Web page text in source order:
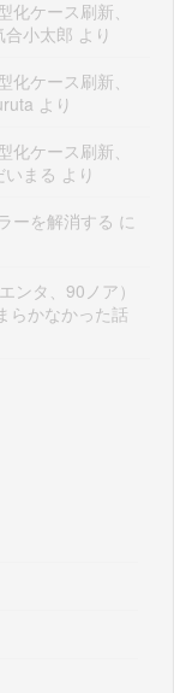
ケース刷新、
合小太郎 より
ケース刷新、
より
ケース刷新、
いまる より
ーを解消する に
ンタ、90ノア）
らかなかった話